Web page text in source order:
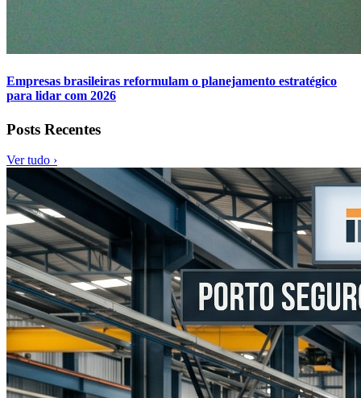
Empresas brasileiras reformulam o planejamento estratégico
para lidar com 2026
Posts Recentes
Ver tudo ›